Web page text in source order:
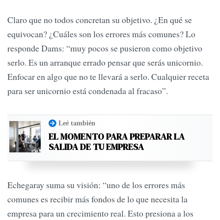
Claro que no todos concretan su objetivo. ¿En qué se
equivocan? ¿Cuáles son los errores más comunes? Lo
responde Dams: “muy pocos se pusieron como objetivo
serlo. Es un arranque errado pensar que serás unicornio.
Enfocar en algo que no te llevará a serlo. Cualquier receta
para ser unicornio está condenada al fracaso”.
Leé también
EL MOMENTO PARA PREPARAR LA
SALIDA DE TU EMPRESA
Echegaray suma su visión: “uno de los errores más
comunes es recibir más fondos de lo que necesita la
empresa para un crecimiento real. Esto presiona a los